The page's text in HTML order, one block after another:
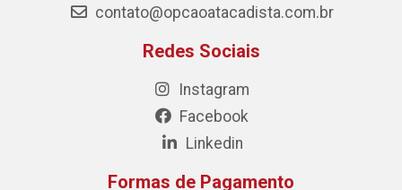
contato@opcaoatacadista.com.br
Redes Sociais
Instagram
Facebook
Linkedin
Formas de Pagamento